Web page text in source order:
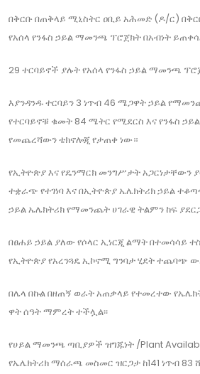
በቅርቡ በጠቅላይ ሚኒስትር ዐቢይ አሕመድ (ዶ/ር)
የአሰላ የንፋስ ኃይል ማመንጫ ፕሮጀክት በአብነት
29 ተርባይኖች ያሉት የአሰላ የንፋስ ኃይል ማመንጫ
እያንዳንዱ ተርባይን 3 ነጥብ 46 ሜጋዋት ኃይል
የተርባይኖቹ ቁመት 84 ሜትር የሚደርስ እና የንፋስ
የመጨረሻውን ቴክኖሎጂ የታጠቀ ነው።
የኢትዮጵያ እና የዴንማርክ መንግሥታት አጋርነታቸውን
ተቋራጭ የተገነባ እና በኢትዮጵያ ኤሌክትሪክ ኃይል
ኃይል ኤሌክትሪክ የማመንጨት ሀገራዊ ትልምን ከፍ
በፀሐይ ኃይል ያለው የሶላር ኢነርጂ ልማት በተመሳሳይ
የኢትዮጵያ የአረንጓዴ ኢኮኖሚ ግንባታ ሂደት ተጨባጭ
በሌላ በኩል በዘጠኝ ወራት አጠቃላይ የተመረተው
ዋት ሰዓት ማምረት ተችሏል፡፡
የሀይል ማመንጫ ጣቢያዎች ዝግጁነት /Plant
የኤሌክትሪክ ማሰራጫ መስመር ዝርጋታ ከ141 ነጥብ 83